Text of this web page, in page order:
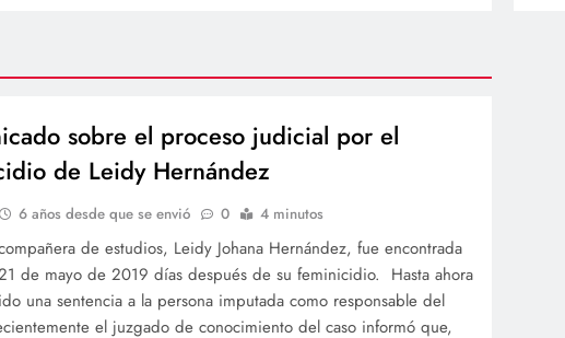
sobre el proceso judicial por el
de Leidy Hernández
6 años desde que se envió 0 4 minutos
de estudios, Leidy Johana Hernández, fue encontrada
de mayo de 2019 días después de su feminicidio. Hasta ahora
una sentencia a la persona imputada como responsable del
el juzgado de conocimiento del caso informó que,